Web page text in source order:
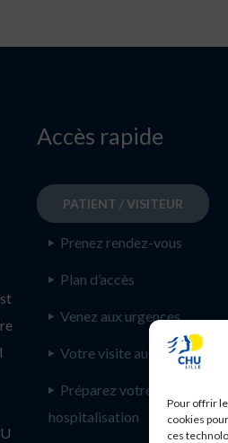
Pour offrir
cookies
ces
Accès rapide
PATIENT / VISITEUR
Prenez rendez-vous
Plan d’accès
Venez aux urgences
Votre visite au CHU de Lille
Préparez votre
hospitalisation